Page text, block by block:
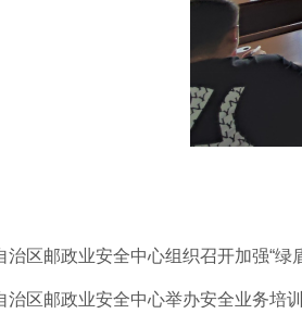
治区邮政业安全中心组织召开加强“
治区邮政业安全中心举办安全业务培